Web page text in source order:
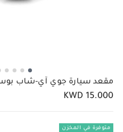
مقعد سيارة جوي آي-شاب
KWD 15.000
متوفرة في المخزن